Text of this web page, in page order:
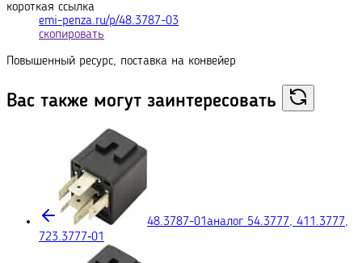
короткая ссылка
emi-penza.ru/p/48.3787-03
скопировать
Повышенный ресурс, поставка на конвейер
Вас также могут заинтересовать
48.3787-01аналог 54.3777, 411.3777,
723.3777‑01